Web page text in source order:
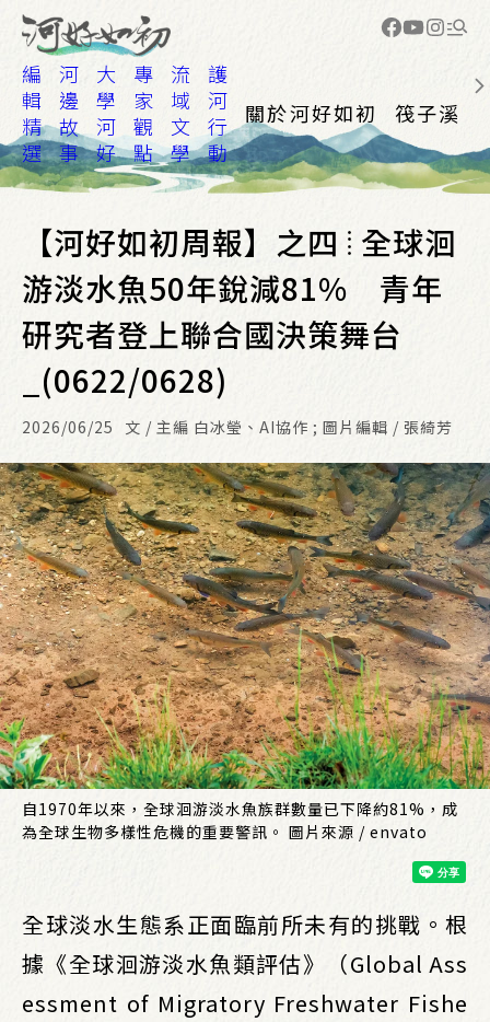
編
輯
精
選
河
邊
故
事
大
學
河
好
專
家
觀
點
流
域
文
學
護
河
行
動
關於河好如初 筏子溪
【河好如初周報】之四 ⦙ 全球洄
游淡水魚50年銳減81% 青年
研究者登上聯合國決策舞台
_(0622/0628)
2026/06/25 文 / 主編 白冰瑩、AI協作 ; 圖片編輯 / 張綺芳
自1970年以來，全球洄游淡水魚族群數量已下降約81%，成
為全球生物多樣性危機的重要警訊。 圖片來源 / envato
全球淡水生態系正面臨前所未有的挑戰。根
據《全球洄游淡水魚類評估》（Global Ass
essment of Migratory Freshwater Fishe